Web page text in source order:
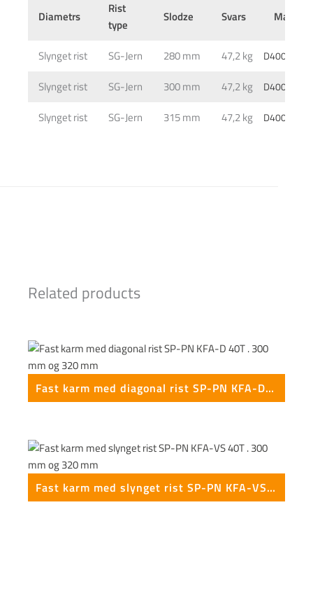
Diametrs
Rist
type
Slodze Svars
Slynget rist SG-Jern 280 mm 47,2 kg D400/40 t
Slynget rist SG-Jern 300 mm 47,2 kg D400/40 t
Slynget rist SG-Jern 315 mm 47,2 kg D400/40 t
Related products
Fast karm med diagonal rist SP-PN KFA-D 40T . 300 mm og 320 mm
Fast karm med slynget rist SP-PN KFA-VS 40T . 300 mm og 320 mm
This form is temporarily unavailable.